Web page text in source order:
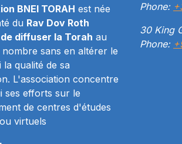
BNEI TORAH est née
du Rav Dov Roth
diffuser la Torah au
sans en altérer le
la qualité de sa
L'association concentre
ses efforts sur le
de centres d'études
virtuels
Phone:
30 King
Phone: